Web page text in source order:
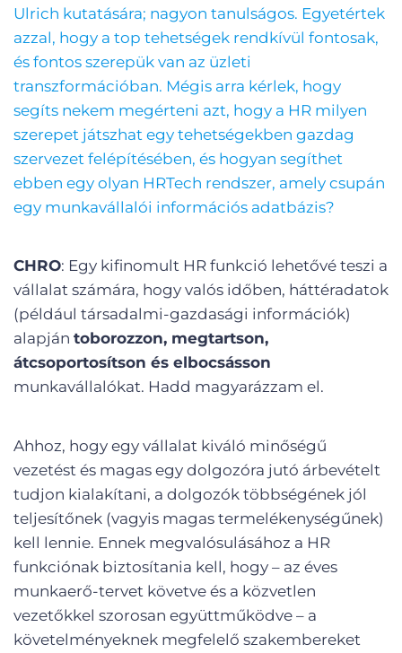
Ulrich kutatására; nagyon tanulságos. Egyetértek
azzal, hogy a top tehetségek rendkívül fontosak,
és fontos szerepük van az üzleti
transzformációban. Mégis arra kérlek, hogy
segíts nekem megérteni azt, hogy a HR milyen
szerepet játszhat egy tehetségekben gazdag
szervezet felépítésében, és hogyan segíthet
ebben egy olyan HRTech rendszer, amely csupán
egy munkavállalói információs adatbázis?
CHRO: Egy kifinomult HR funkció lehetővé teszi a
vállalat számára, hogy valós időben, háttéradatok
(például társadalmi-gazdasági információk)
alapján toborozzon, megtartson,
átcsoportosítson és elbocsásson
munkavállalókat. Hadd magyarázzam el.
Ahhoz, hogy egy vállalat kiváló minőségű
vezetést és magas egy dolgozóra jutó árbevételt
tudjon kialakítani, a dolgozók többségének jól
teljesítőnek (vagyis magas termelékenységűnek)
kell lennie. Ennek megvalósulásához a HR
funkciónak biztosítania kell, hogy – az éves
munkaerő-tervet követve és a közvetlen
vezetőkkel szorosan együttműködve – a
követelményeknek megfelelő szakembereket